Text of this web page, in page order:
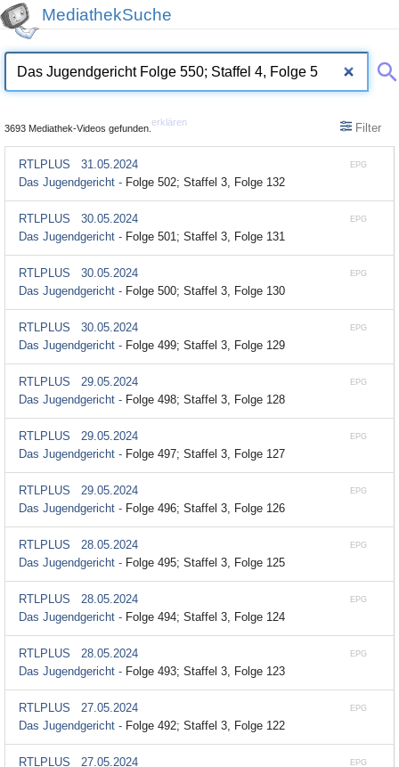
MediathekSuche
3693 Mediathek-Videos gefunden.
erklären Filter
EPG
RTLPLUS
31.05.2024
Das Jugendgericht - Folge 502; Staffel 3, Folge 132
EPG
RTLPLUS
30.05.2024
Das Jugendgericht - Folge 501; Staffel 3, Folge 131
EPG
RTLPLUS
30.05.2024
Das Jugendgericht - Folge 500; Staffel 3, Folge 130
EPG
RTLPLUS
30.05.2024
Das Jugendgericht - Folge 499; Staffel 3, Folge 129
EPG
RTLPLUS
29.05.2024
Das Jugendgericht - Folge 498; Staffel 3, Folge 128
EPG
RTLPLUS
29.05.2024
Das Jugendgericht - Folge 497; Staffel 3, Folge 127
EPG
RTLPLUS
29.05.2024
Das Jugendgericht - Folge 496; Staffel 3, Folge 126
EPG
RTLPLUS
28.05.2024
Das Jugendgericht - Folge 495; Staffel 3, Folge 125
EPG
RTLPLUS
28.05.2024
Das Jugendgericht - Folge 494; Staffel 3, Folge 124
EPG
RTLPLUS
28.05.2024
Das Jugendgericht - Folge 493; Staffel 3, Folge 123
EPG
RTLPLUS
27.05.2024
Das Jugendgericht - Folge 492; Staffel 3, Folge 122
EPG
RTLPLUS
27.05.2024